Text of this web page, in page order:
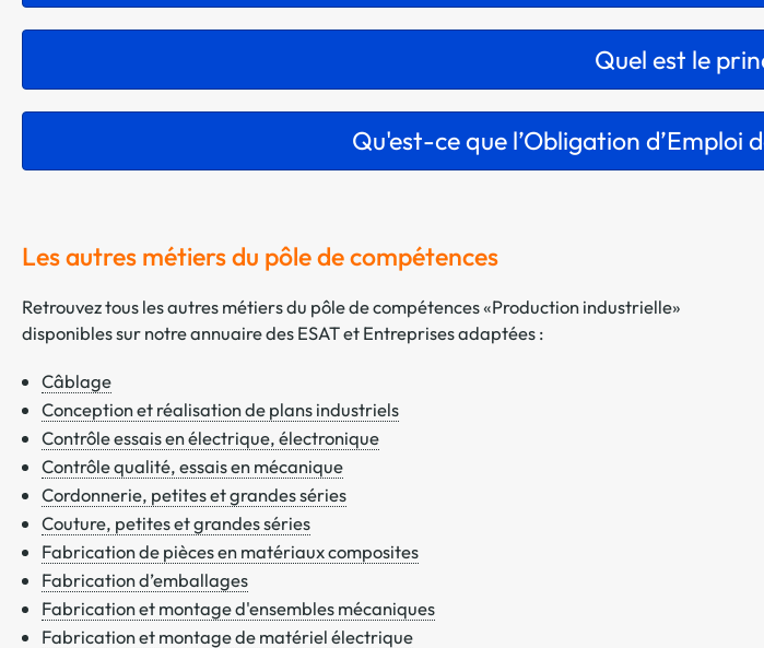
Quel est le
Qu'est-ce que l’Obligation d’Emploi
Les autres métiers du pôle de compétences
Retrouvez tous les autres métiers du pôle de compétences «Production industrielle»
disponibles sur notre annuaire des ESAT et Entreprises adaptées :
Câblage
Conception et réalisation de plans industriels
Contrôle essais en électrique, électronique
Contrôle qualité, essais en mécanique
Cordonnerie, petites et grandes séries
Couture, petites et grandes séries
Fabrication de pièces en matériaux composites
Fabrication d’emballages
Fabrication et montage d'ensembles mécaniques
Fabrication et montage de matériel électrique